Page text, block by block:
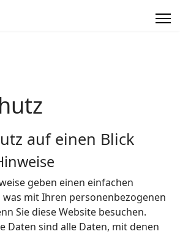
auf einen Blick
geben einen einfachen
mit Ihren personenbezogenen
Sie diese Website besuchen.
Daten sind alle Daten, mit denen